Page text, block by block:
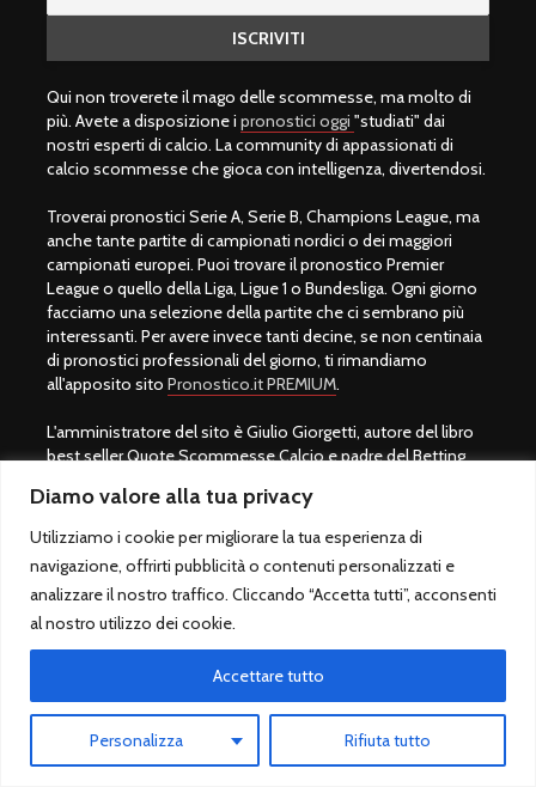
Diamo valore alla tua privacy
Utilizziamo i cookie per migliorare la tua esperienza di
navigazione, offrirti pubblicità o contenuti personalizzati e
analizzare il nostro traffico. Cliccando “Accetta tutti”, acconsenti
al nostro utilizzo dei cookie.
Personalizza Rifiuta tutto
Accettare tutto
Qui non troverete il mago delle scommesse, ma molto di
più. Avete a disposizione i pronostici oggi "studiati" dai
nostri esperti di calcio. La community di appassionati di
calcio scommesse che gioca con intelligenza, divertendosi.
Troverai pronostici Serie A, Serie B, Champions League, ma
anche tante partite di campionati nordici o dei maggiori
campionati europei. Puoi trovare il pronostico Premier
League o quello della Liga, Ligue 1 o Bundesliga. Ogni giorno
facciamo una selezione della partite che ci sembrano più
interessanti. Per avere invece tanti decine, se non centinaia
di pronostici professionali del giorno, ti rimandiamo
all'apposito sito Pronostico.it PREMIUM.
L'amministratore del sito è Giulio Giorgetti, autore del libro
best seller Quote Scommesse Calcio e padre del Betting
di realizzare previsioni vincenti, ma è più di un veggente, è un
esperto del settore che ha messo a sua disposizione il suo
Una scommessa sportiva calcio infatti si vince con lo
studio, non con la fortuna. Per fare bene con il mondo del
gioco servono preparazione ed esperienza. Il motto di
Prima di scommettere, bisogna imparare a
amano il mondo dei pronostici calcio di acquistare il libro